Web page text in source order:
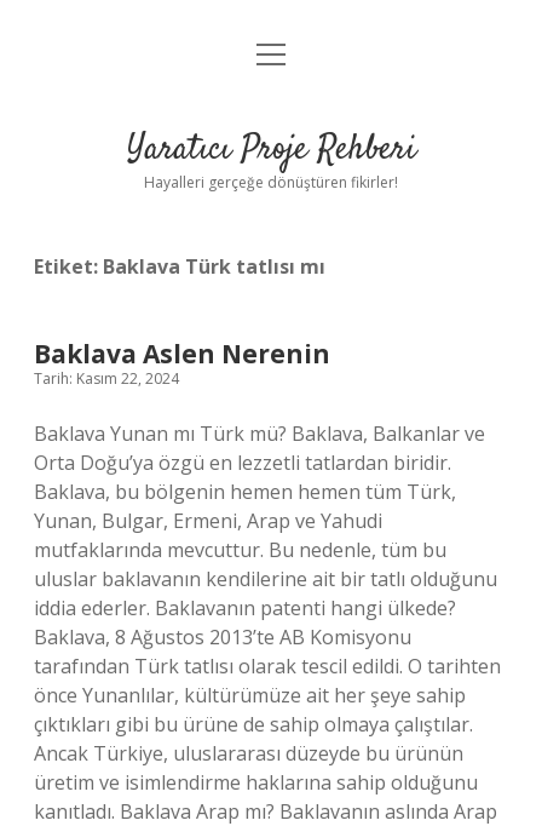
Anasayfa
Yasal Uyarı
menüyü
Yaratıcı Proje Rehberi
Hayalleri gerçeğe dönüştüren fikirler!
Etiket: Baklava Türk tatlısı mı
Baklava Aslen Nerenin
Tarih: Kasım 22, 2024
Baklava Yunan mı Türk mü? Baklava, Balkanlar ve
Orta Doğu’ya özgü en lezzetli tatlardan biridir.
Baklava, bu bölgenin hemen hemen tüm Türk,
Yunan, Bulgar, Ermeni, Arap ve Yahudi
mutfaklarında mevcuttur. Bu nedenle, tüm bu
uluslar baklavanın kendilerine ait bir tatlı olduğunu
iddia ederler. Baklavanın patenti hangi ülkede?
Baklava, 8 Ağustos 2013’te AB Komisyonu
tarafından Türk tatlısı olarak tescil edildi. O tarihten
önce Yunanlılar, kültürümüze ait her şeye sahip
çıktıkları gibi bu ürüne de sahip olmaya çalıştılar.
Ancak Türkiye, uluslararası düzeyde bu ürünün
üretim ve isimlendirme haklarına sahip olduğunu
kanıtladı. Baklava Arap mı? Baklavanın aslında Arap